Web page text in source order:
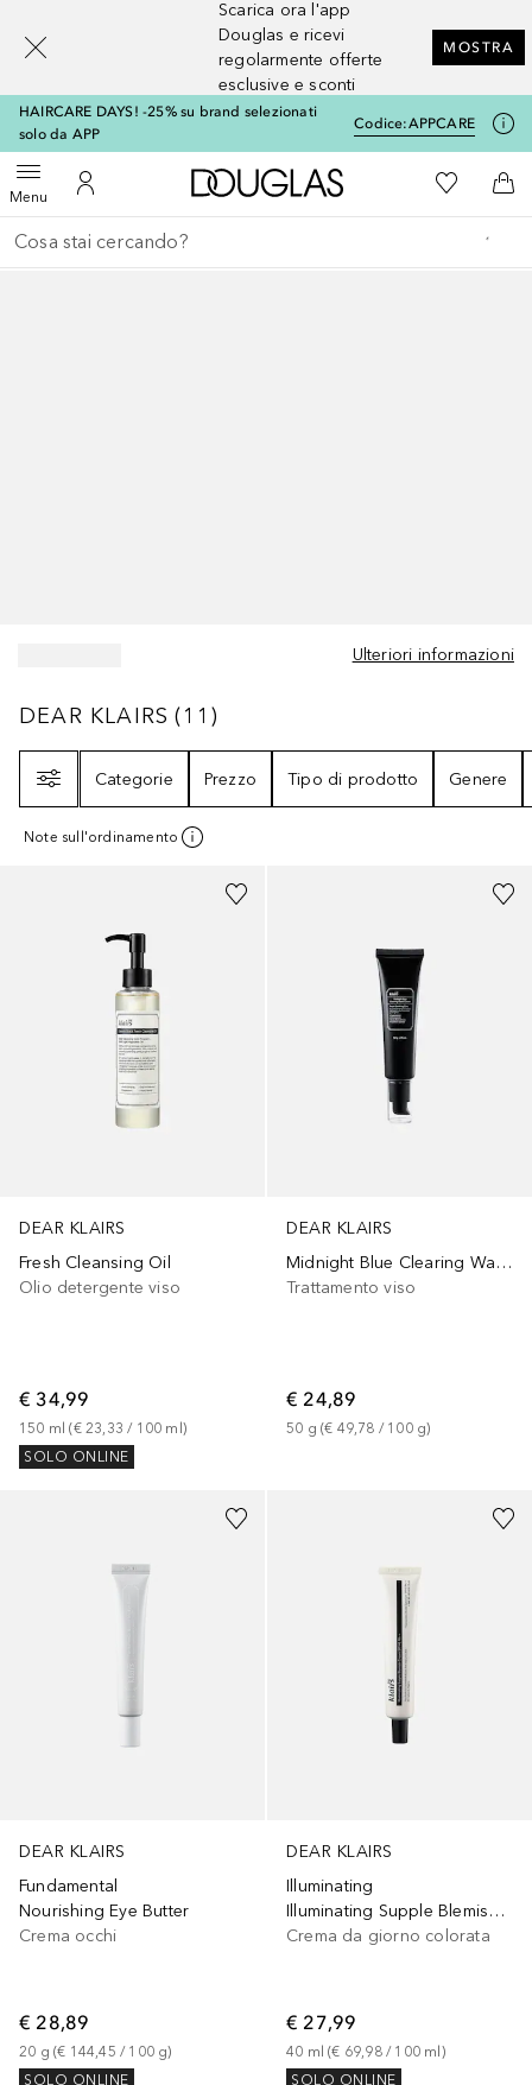
Scarica ora l'app
Douglas e ricevi
regolarmente offerte
esclusive e sconti
MOSTRA
HAIRCARE DAYS! -25% su brand selezionati
solo da APP
Codice:APPCARE
MenuApri menuAl Mio Account
A Douglas HomeAlla Mia
Al
Torna indietro
Esegui ricerca
Ulteriori informazioni
DEAR KLAIRS 11
DEAR KLAIRS (11 )
Categorie
Prezzo Tipo di prodotto Genere
Note sull'ordinamento
DEAR KLAIRS
Fresh Cleansing Oil
Olio detergente viso
€ 34,99
150 ml (€ 23,33 / 100 ml)
SOLO ONLINE
DEAR KLAIRS
Midnight Blue Clearing Water Cream
Trattamento viso
€ 24,89
50 g (€ 49,78 / 100 g)
DEAR KLAIRS
Fundamental
Nourishing Eye Butter
Crema occhi
€ 28,89
20 g (€ 144,45 / 100 g)
SOLO ONLINE
DEAR KLAIRS
Illuminating
Illuminating Supple Blemish Cream SPF40
Crema da giorno colorata
€ 27,99
40 ml (€ 69,98 / 100 ml )
SOLO ONLINE
[navigation.slideout.screenreader]